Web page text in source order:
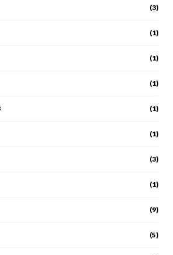
(3)
(1)
(1)
(1)
(1)
(1)
(3)
(1)
(9)
(5)